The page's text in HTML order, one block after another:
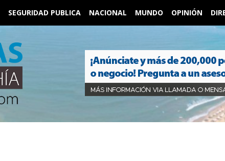
SEGURIDAD PUBLICA NACIONAL MUNDO OPINIÓN